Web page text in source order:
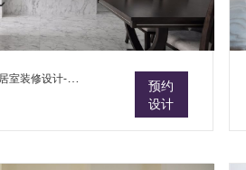
预约
设计